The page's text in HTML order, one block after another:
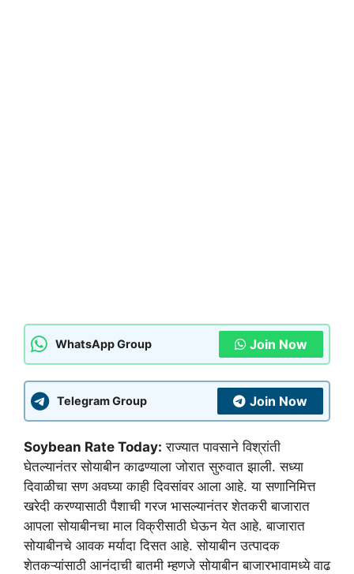
WhatsApp Group Join Now
Telegram Group Join Now
Soybean Rate Today: राज्यात पावसाने विश्रांती
घेतल्यानंतर सोयाबीन काढण्याला जोरात सुरुवात झाली. सध्या
दिवाळीचा सण अवघ्या काही दिवसांवर आला आहे. या सणानिमित्त
खरेदी करण्यासाठी पैशाची गरज भासल्यानंतर शेतकरी बाजारात
आपला सोयाबीनचा माल विक्रीसाठी घेऊन येत आहे. बाजारात
सोयाबीनचे आवक मर्यादा दिसत आहे. सोयाबीन उत्पादक
शेतकऱ्यांसाठी आनंदाची बातमी म्हणजे सोयाबीन बाजारभावामध्ये वाढ